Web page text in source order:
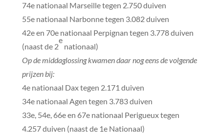
74e nationaal Marseille tegen 2.750 duiven
55e nationaal Narbonne tegen 3.082 duiven
42e en 70e nationaal Perpignan tegen 3.778 duiven
(naast de 2
e
nationaal)
Op de middaglossing kwamen daar nog eens de volgende
prijzen bij:
4e nationaal Dax tegen 2.171 duiven
34e nationaal Agen tegen 3.783 duiven
33e, 54e, 66e en 67e nationaal Perigueux tegen
4.257 duiven (naast de 1e Nationaal)